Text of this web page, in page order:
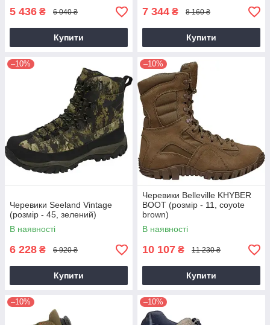
5 436 ₴ 6 040 ₴
Купити
7 344 ₴ 8 160 ₴
Купити
–10%
Черевики Seeland Vintage
(розмір - 45, зелений)
В наявності
6 228 ₴ 6 920 ₴
Купити
–10%
Черевики Belleville KHYBER
BOOT (розмір - 11, coyote
brown)
В наявності
10 107 ₴ 11 230 ₴
Купити
–10% –10%